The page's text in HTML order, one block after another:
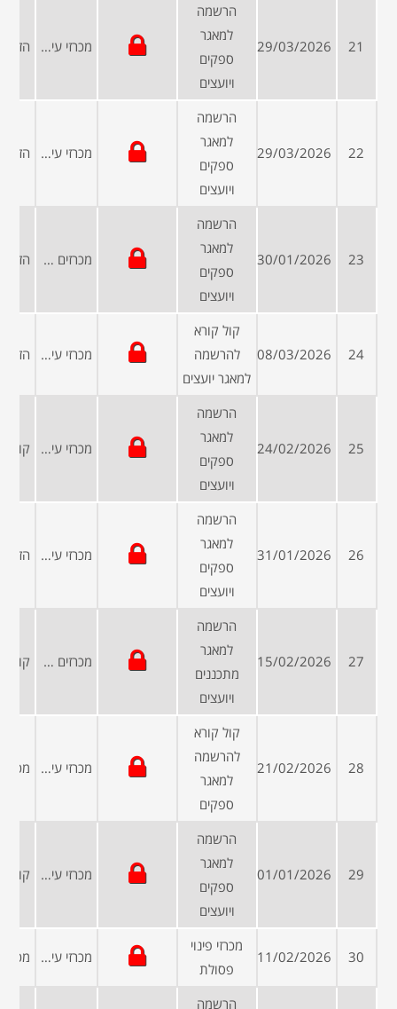
21
29/03/2026
הרשמה
למאגר
ספקים
ויועצים
מכרזי עיריות ומועצות
22
29/03/2026
הרשמה
למאגר
ספקים
ויועצים
מכרזי עיריות ומועצות
23
30/01/2026
הרשמה
למאגר
ספקים
ויועצים
מכרזים פומביים
24
08/03/2026
קול קורא
להרשמה
למאגר יועצים
מכרזי עיריות ומועצות
25
24/02/2026
הרשמה
למאגר
ספקים
ויועצים
מכרזי עיריות ומועצות
26
31/01/2026
הרשמה
למאגר
ספקים
ויועצים
מכרזי עיריות ומועצות
27
15/02/2026
הרשמה
למאגר
מתכננים
ויועצים
מכרזים פומביים
28
21/02/2026
קול קורא
להרשמה
למאגר
ספקים
מכרזי עיריות ומועצות
29
01/01/2026
הרשמה
למאגר
ספקים
ויועצים
מכרזי עיריות ומועצות
30
11/02/2026
מכרזי פינוי
פסולת
מכרזי עיריות ומועצות
הרשמה